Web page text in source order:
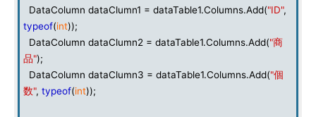
DataColumn dataClumn1 = dataTable1.Columns.Add("ID",
typeof(int));
DataColumn dataClumn2 = dataTable1.Columns.Add("商
品");
DataColumn dataClumn3 = dataTable1.Columns.Add("個
数", typeof(int));